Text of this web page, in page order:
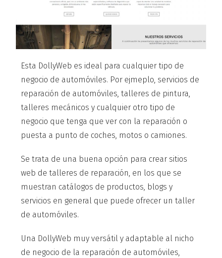
Esta DollyWeb es ideal para cualquier tipo de
negocio de automóviles. Por ejmeplo, servicios de
reparación de automóviles, talleres de pintura,
talleres mecánicos y cualquier otro tipo de
negocio que tenga que ver con la reparación o
puesta a punto de coches, motos o camiones.
Se trata de una buena opción para crear sitios
web de talleres de reparación, en los que se
muestran catálogos de productos, blogs y
servicios en general que puede ofrecer un taller
de automóviles.
Una DollyWeb muy versátil y adaptable al nicho
de negocio de la reparación de automóviles,